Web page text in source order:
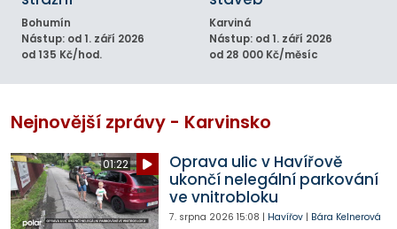
Bohumín
Nástup: od 1. září 2026
od 135 Kč/hod.
Karviná
Nástup: od 1. září 2026
od 28 000 Kč/měsíc
Nejnovější zprávy - Karvinsko
01:22
Oprava ulic v Havířově
ukončí nelegální parkování
ve vnitrobloku
7. srpna 2026 15:08 | Havířov| Bára Kelnerová